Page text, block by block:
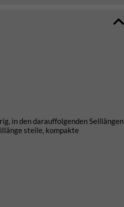
in den darauffolgenden Seillängen
steile, kompakte